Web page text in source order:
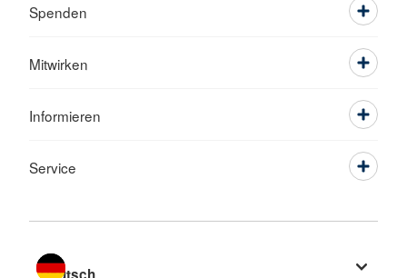
Spenden
Mitwirken
Informieren
Service
Sprache wechseln zu